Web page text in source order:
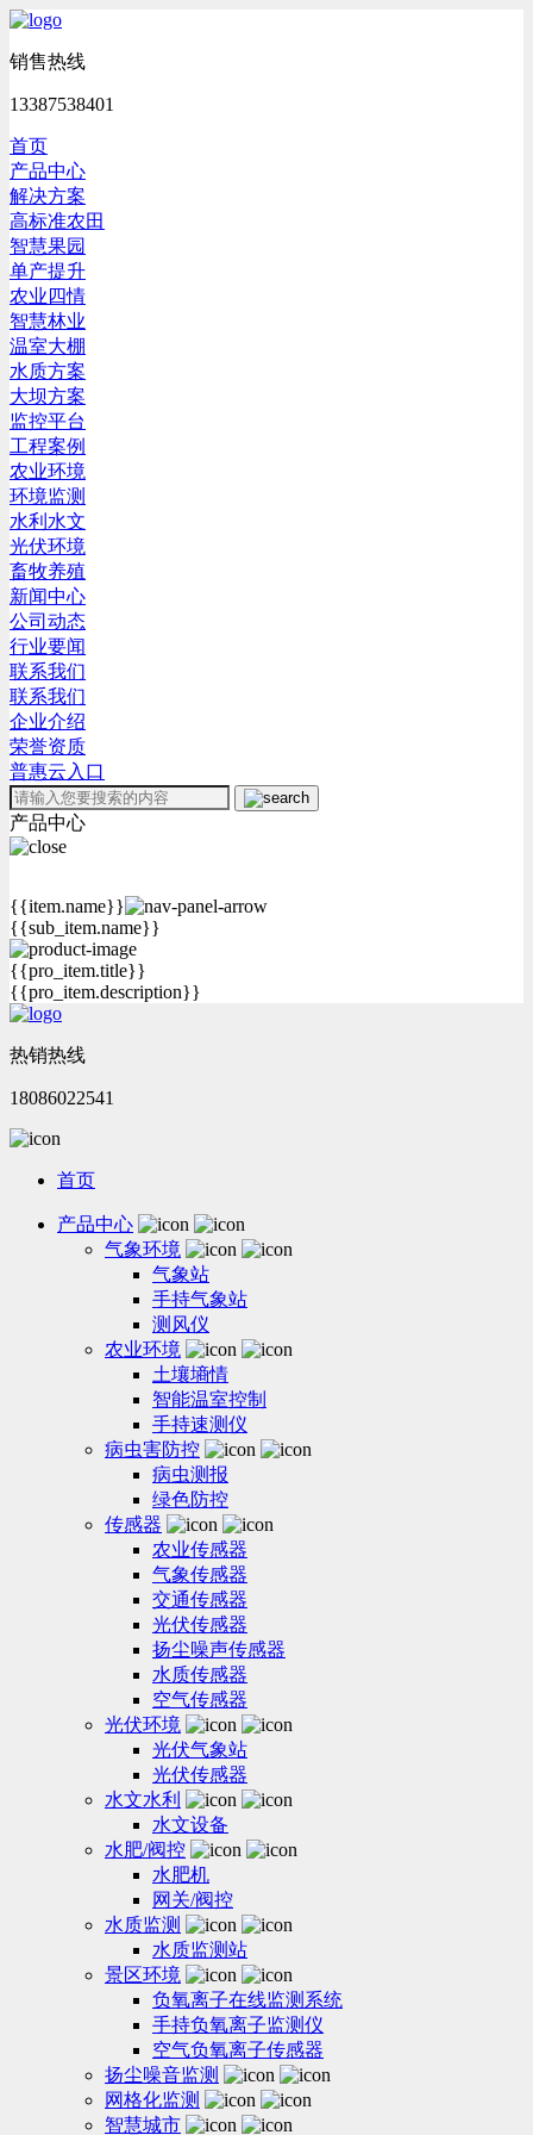
销售热线
13387538401
首页
产品中心
解决方案
高标准农田
智慧果园
单产提升
农业四情
智慧林业
温室大棚
水质方案
大坝方案
监控平台
工程案例
农业环境
环境监测
水利水文
光伏环境
畜牧养殖
新闻中心
公司动态
行业要闻
联系我们
联系我们
企业介绍
荣誉资质
普惠云入口
产品中心
{{item.name}}
{{sub_item.name}}
{{pro_item.title}}
{{pro_item.description}}
热销热线
18086022541
首页
产品中心
气象环境
气象站
手持气象站
测风仪
农业环境
土壤墒情
智能温室控制
手持速测仪
病虫害防控
病虫测报
绿色防控
传感器
农业传感器
气象传感器
交通传感器
光伏传感器
扬尘噪声传感器
水质传感器
空气传感器
光伏环境
光伏气象站
光伏传感器
水文水利
水文设备
水肥/阀控
水肥机
网关/阀控
水质监测
水质监测站
景区环境
负氧离子在线监测系统
手持负氧离子监测仪
空气负氧离子传感器
扬尘噪音监测
网格化监测
智慧城市